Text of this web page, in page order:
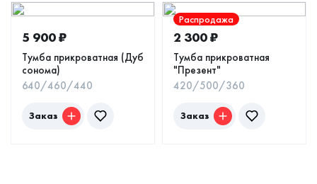
5 900₽
Тумба прикроватная (Дуб
сонома)
640/460/440
Заказ
Распродажа
2 300₽
Тумба прикроватная
"Презент"
420/500/360
Заказ